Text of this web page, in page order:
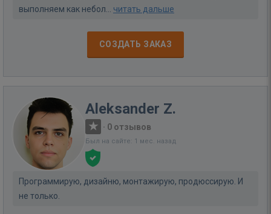
выполняем как небол... читать дальше
СОЗДАТЬ ЗАКАЗ
Aleksander Z.
· 0 отзывов
Был на сайте: 1 мес. назад
Программирую, дизайню, монтажирую, продюссирую. И
не только.